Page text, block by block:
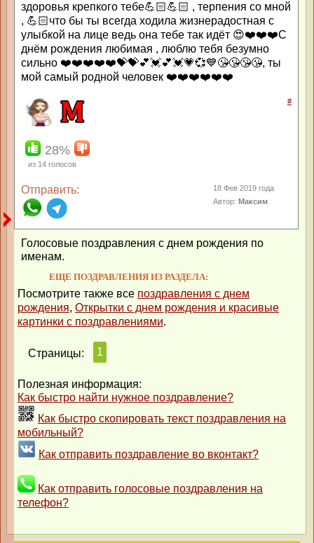
здоровья крепкого тебе💪🏻💪🏻 , терпения со мной
, 💪🏻что бы ты всегда ходила жизнерадостная с
улыбкой на лице ведь она тебе так идёт 😍❤️❤️❤️С
днём рождения любимая , люблю тебя безумно
сильно ❤️❤️❤️❤️❤️💝💝💕💓💕💓💗💞💙😘😘😘😘, ты
мой самый родной человек ❤️❤️❤️❤️❤️❤️
#
28%
из 14 голосов
Отправить:
18 Фев 2019 года
Автор:Максим
Голосовые поздравления с днем рождения по
именам.
ЕЩЕ ПОЗДРАВЛЕНИЯ ИЗ РАЗДЕЛА:
Посмотрите также все поздравления с днем
рождения, Открытки с днем рождения и красивые
картинки с поздравлениями.
Страницы: 1
Полезная информация:
Как быстро найти нужное поздравление?
Как быстро скопировать текст поздравления на
мобильный?
Как отправить поздравление во вконтакт?
Как отправить голосовые поздравления на
телефон?